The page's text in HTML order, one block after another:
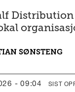
Distribution
SØNSTENG
- 09:04 SIST